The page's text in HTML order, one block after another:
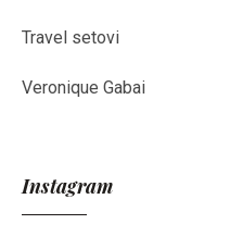
Travel setovi
Veronique Gabai
Instagram